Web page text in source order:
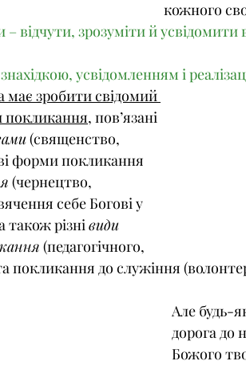
кожного
відчути, зрозуміти й усвідомити
усвідомленням і
має зробити свідомий
покликання, пов’язані
(священство,
форми покликання
(чернецтво,
себе Богові у
також різні види
(педагогічного,
покликання до служіння
Але будь-
дорога до
Божого